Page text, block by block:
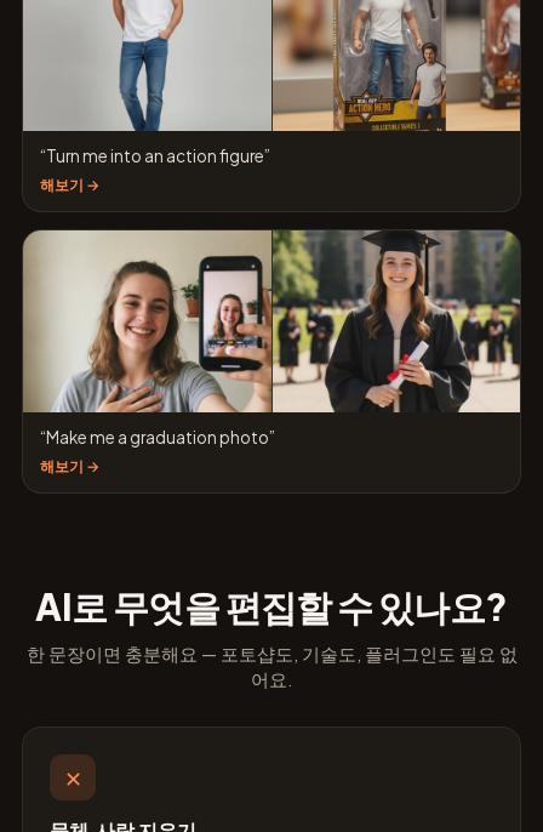
“Turn me into an action figure”
해보기 →
“Make me a graduation photo”
해보기 →
AI로 무엇을 편집할 수 있나요?
한 문장이면 충분해요 — 포토샵도, 기술도, 플러그인도 필요 없
어요.
✕